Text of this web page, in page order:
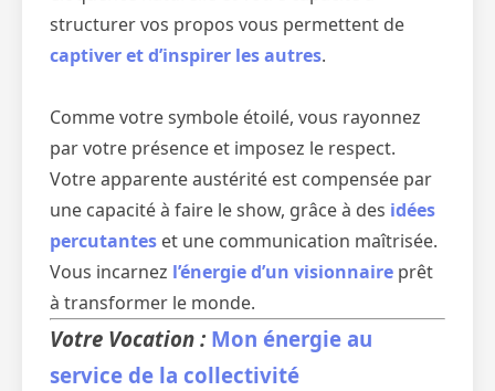
structurer vos propos vous permettent de
captiver et d’inspirer les autres.
Comme votre symbole étoilé, vous rayonnez
par votre présence et imposez le respect.
Votre apparente austérité est compensée par
une capacité à faire le show, grâce à des idées
percutantes et une communication maîtrisée.
Vous incarnez l’énergie d’un visionnaire prêt
à transformer le monde.
Votre Vocation : Mon énergie au
service de la collectivité